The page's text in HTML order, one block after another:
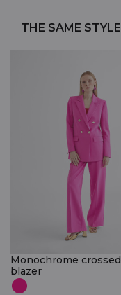
THE SAME STYLE
Monochrome crossed
blazer